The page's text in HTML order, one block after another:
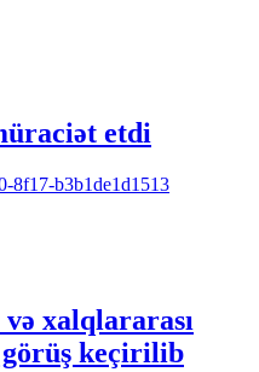
etdi
xalqlararası
görüş keçirilib